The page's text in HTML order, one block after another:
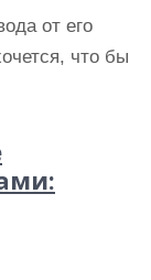
от его
что бы